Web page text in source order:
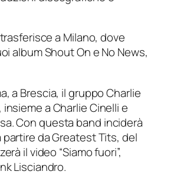
a Milano, dove
album Shout On e No News,
a Brescia, il gruppo Charlie
a Charlie Cinelli e
Con questa band inciderà
da Greatest Tits, del
il video “Siamo fuori”,
Lisciandro.